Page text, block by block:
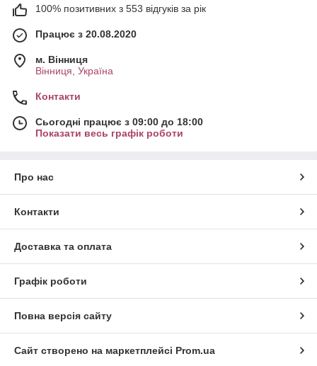
100% позитивних з 553 відгуків за рік
Працює з 20.08.2020
м. Вінниця
Вінниця, Україна
Контакти
Сьогодні працює з 09:00 до 18:00
Показати весь графік роботи
Про нас
Контакти
Доставка та оплата
Графік роботи
Повна версія сайту
Сайт створено на маркетплейсі Prom.ua